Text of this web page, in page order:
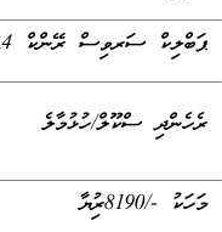
ޕަބްލިކް ސަރވިސް ރޭންކް R4 (ސްޓެޕް 1)
ރެހެންދި ސްކޫލް/ހުޅުމާލެ
މަހަކު -/8190ރުފިޔާ